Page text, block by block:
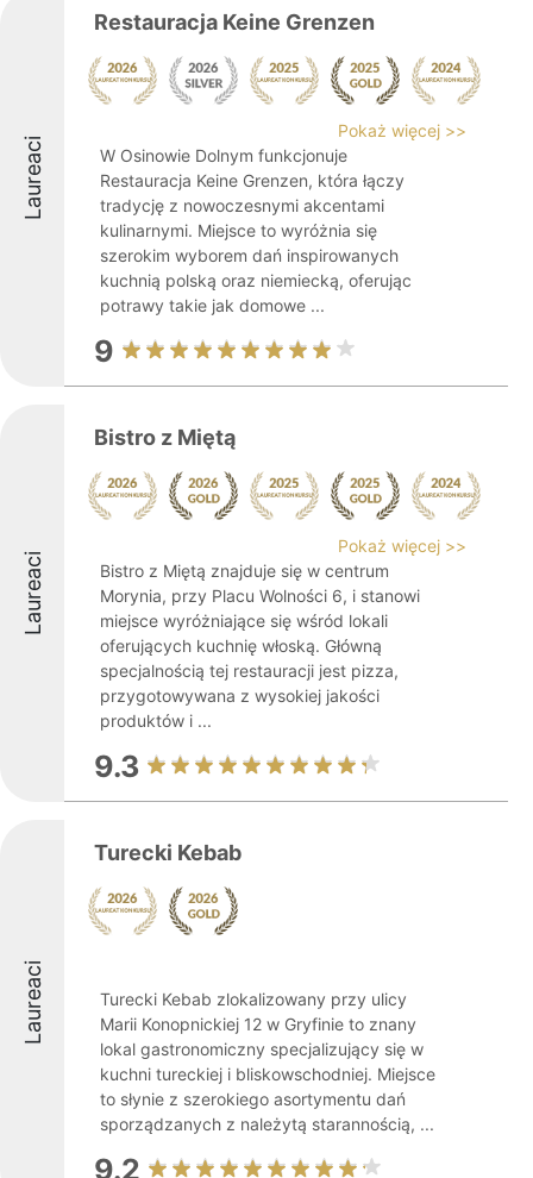
Laureaci
Restauracja Keine Grenzen
Pokaż więcej >>
W Osinowie Dolnym funkcjonuje
Restauracja Keine Grenzen, która łączy
tradycję z nowoczesnymi akcentami
kulinarnymi. Miejsce to wyróżnia się
szerokim wyborem dań inspirowanych
kuchnią polską oraz niemiecką, oferując
potrawy takie jak domowe ...
9
Laureaci
Bistro z Miętą
Pokaż więcej >>
Bistro z Miętą znajduje się w centrum
Morynia, przy Placu Wolności 6, i stanowi
miejsce wyróżniające się wśród lokali
oferujących kuchnię włoską. Główną
specjalnością tej restauracji jest pizza,
przygotowywana z wysokiej jakości
produktów i ...
9.3
Laureaci
Turecki Kebab
Turecki Kebab zlokalizowany przy ulicy
Marii Konopnickiej 12 w Gryfinie to znany
lokal gastronomiczny specjalizujący się w
kuchni tureckiej i bliskowschodniej. Miejsce
to słynie z szerokiego asortymentu dań
sporządzanych z należytą starannością, ...
9.2